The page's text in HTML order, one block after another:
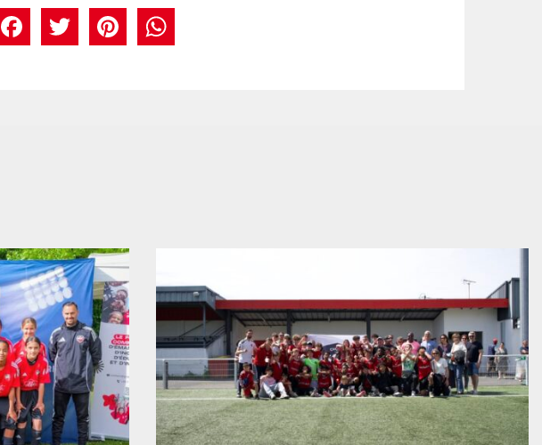
Facebook
TwitterPinterest